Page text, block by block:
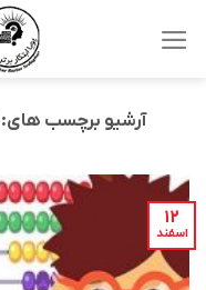
آرشیو برچسب های:
۱۲
اسفند